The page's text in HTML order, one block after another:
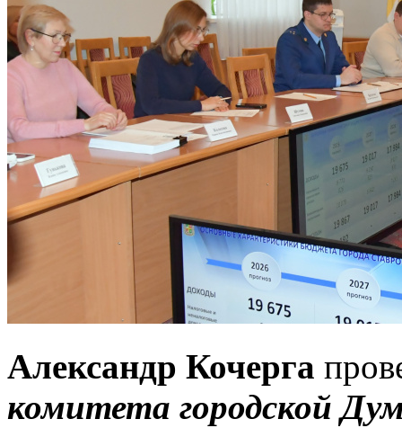
Александр Кочерга
комитета городской